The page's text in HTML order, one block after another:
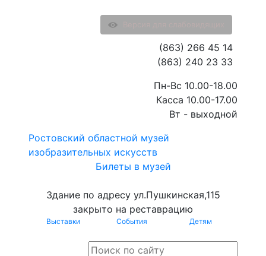
Ростовский областной музей
изобразительных искусств
Билеты в музей
Здание по адресу ул.Пушкинская,115
закрыто на реставрацию
Выставки События Детям
(863) 266 45 14
(863) 240 23 33
Пн-Вс 10.00-18.00
Касса 10.00-17.00
Вт - выходной